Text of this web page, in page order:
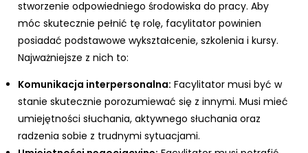
stworzenie odpowiedniego środowiska do pracy. Aby
móc skutecznie pełnić tę rolę, facylitator powinien
posiadać podstawowe wykształcenie, szkolenia i kursy.
Najważniejsze z nich to:
Komunikacja interpersonalna: Facylitator musi być w
stanie skutecznie porozumiewać się z innymi. Musi mieć
umiejętności słuchania, aktywnego słuchania oraz
radzenia sobie z trudnymi sytuacjami.